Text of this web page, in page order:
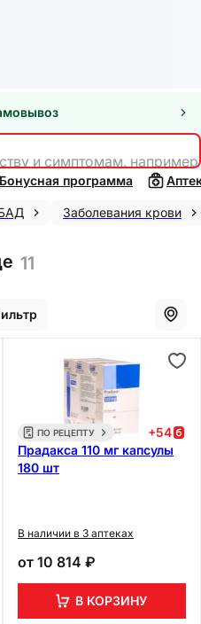
и симптомам,
Бонусная программа
Заболевания крови
11
ПО РЕЦЕПТУ +54
Прадакса 110 мг капсулы
180 шт
В наличии в 3 аптеках
от 10 814 ₽
В КОРЗИНУ